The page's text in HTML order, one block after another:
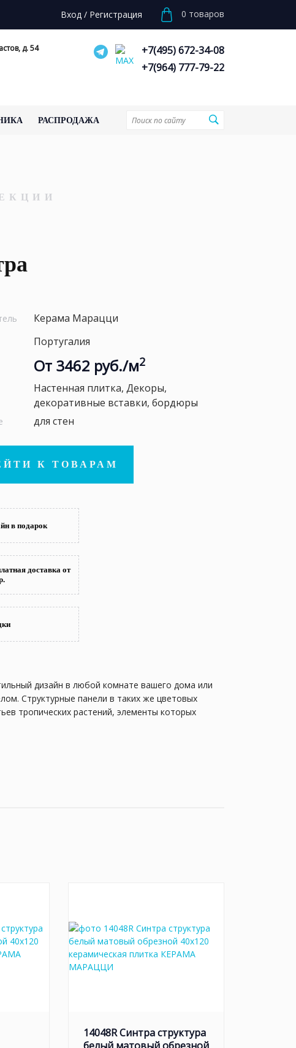
Вход / Регистрация 0 товаров
д. 54
+7(495) 672-34-08
+7(964) 777-79-22
РАСПРОДАЖА
Керама Марацци
Португалия
От 3462 руб./м2
Настенная плитка, Декоры,
декоративные вставки, бордюры
для стен
К ТОВАРАМ
в подарок
доставка от
дизайн в любой комнате вашего дома или
Структурные панели в таких же цветовых
тропических растений, элементы которых
композицию бордюры с матовой или
на побережье Атлантики. Он полон
Португалию, обязан побывать в этом
14048R Синтра структура